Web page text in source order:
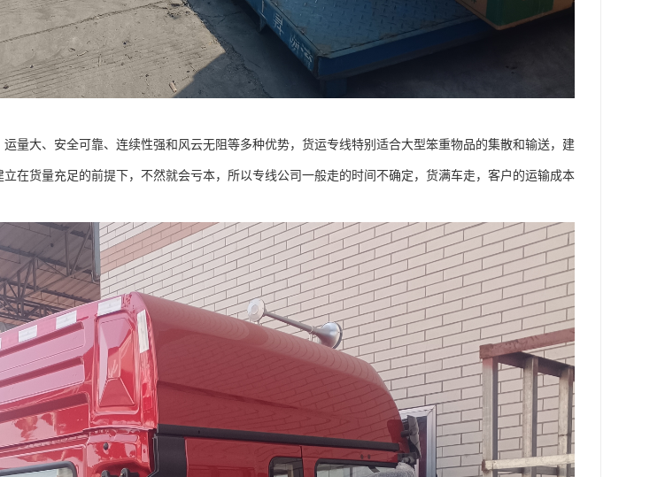
量大、安全可靠、连续性强和风云无阻等多种优势，货运专线特别适合大型笨重物品的集散和输送，建
在货量充足的前提下，不然就会亏本，所以专线公司一般走的时间不确定，货满车走，客户的运输成本